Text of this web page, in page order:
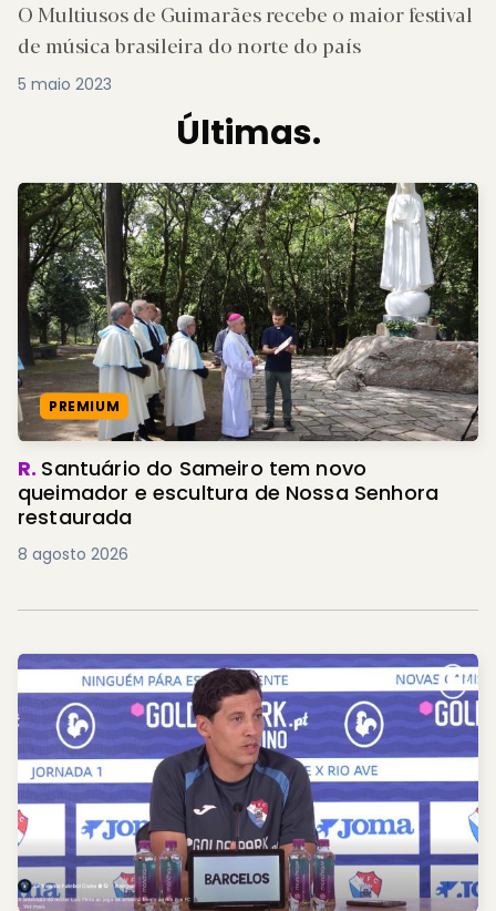
O Multiusos de Guimarães recebe o maior festival
de música brasileira do norte do país
5 maio 2023
Últimas.
PREMIUM
R. Santuário do Sameiro tem novo
queimador e escultura de Nossa Senhora
restaurada
8 agosto 2026